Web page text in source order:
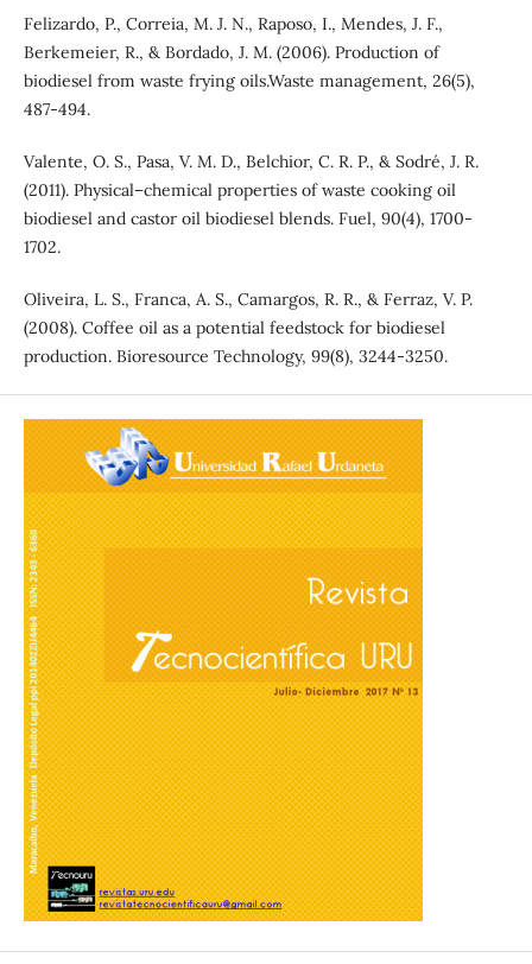
Felizardo, P., Correia, M. J. N., Raposo, I., Mendes, J. F.,
Berkemeier, R., & Bordado, J. M. (2006). Production of
biodiesel from waste frying oils.Waste management, 26(5),
487-494.
Valente, O. S., Pasa, V. M. D., Belchior, C. R. P., & Sodré, J. R.
(2011). Physical–chemical properties of waste cooking oil
biodiesel and castor oil biodiesel blends. Fuel, 90(4), 1700-
1702.
Oliveira, L. S., Franca, A. S., Camargos, R. R., & Ferraz, V. P.
(2008). Coffee oil as a potential feedstock for biodiesel
production. Bioresource Technology, 99(8), 3244-3250.